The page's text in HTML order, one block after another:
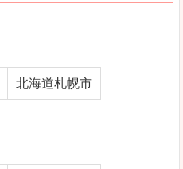
北海道札幌市